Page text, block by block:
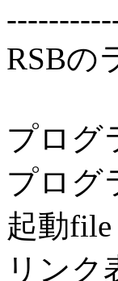
RSBの
プログ
プログ
起動
リンク